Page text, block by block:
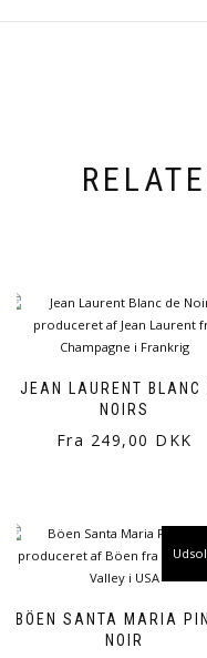
JEAN LAURENT BLANC
NOIRS
Fra 249,00 DKK
BÖEN SANTA MARIA
NOIR